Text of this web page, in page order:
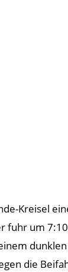
Kreisel
fuhr um
die